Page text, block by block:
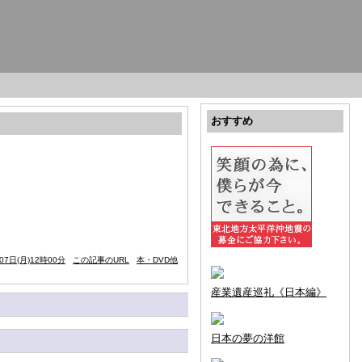
おすすめ
産業遺産巡礼《日本編》
日本の夢の洋館
日(月)12時00分 この記事のURL 本・DVD他